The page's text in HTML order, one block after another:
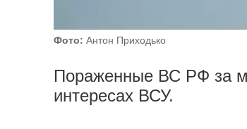
Фото: Антон Приходько
Пораженные ВС РФ за
интересах ВСУ.